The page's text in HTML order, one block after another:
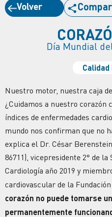
Volver
Día Mundial
Calidad
Nuestro motor, nuestra caja
¿Cuidamos a nuestro corazón
índices de enfermedades
mundo nos confirman que no
explica el Dr. César
86711), vicepresidente 2° de la
Cardiología año 2019 y
cardiovascular de la
corazón no puede tomarse
permanentemente